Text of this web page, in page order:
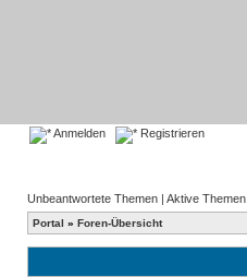
Anmelden Registrieren
Unbeantwortete Themen | Aktive Themen
Portal » Foren-Übersicht